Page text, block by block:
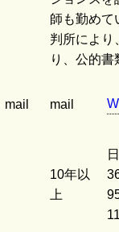
師も勤めて
判所により
り、公的書
mail mail
10年以
上